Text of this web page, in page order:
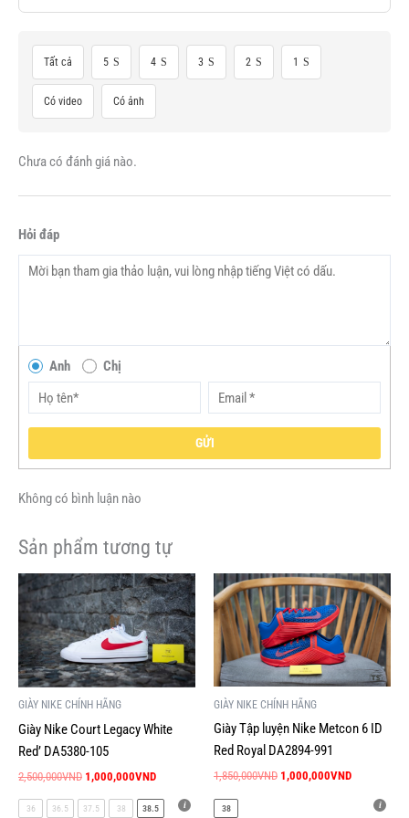
Tất cả 5 4 3 2 1
Có video Có ảnh
Chưa có đánh giá nào.
Hỏi đáp
Anh Chị
GỬI
Không có bình luận nào
Sản phẩm tương tự
GIÀY NIKE CHÍNH HÃNG
Giày Nike Court Legacy White
Red’ DA5380-105
2,500,000VND
Giá
gốc
là:
2,500,000VND.
1,000,000VND
Giá
hiện
tại
là:
1,000,000VND.
Sản
phẩm
này
có
nhiều
biến
Các
tùy
chọn
có36 36.5 37.5 38 38.5
GIÀY NIKE CHÍNH HÃNG
Giày Tập luyện Nike Metcon 6 ID
Red Royal DA2894-991
1,850,000VND
Giá
gốc
là:
1,850,000VND.
1,000,000VND
Giá
hiện
tại
là:
Sản
phẩm
này
có
nhiều
Các
tùy
chọn
có38